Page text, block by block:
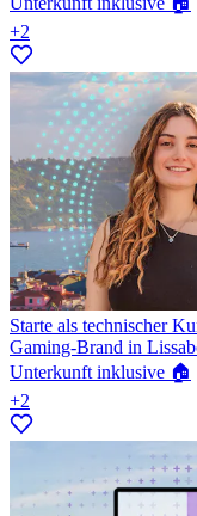
+2
Starte als technischer
Gaming-Brand in
Unterkunft inklusive 🏠
+2